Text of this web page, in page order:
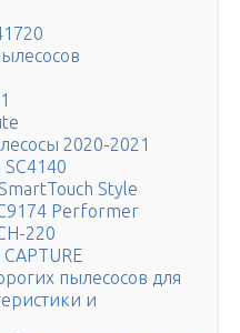
2020-2021
SC4140
Style
Performer
220
пылесосов для
и